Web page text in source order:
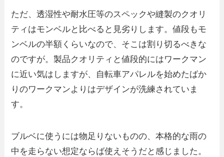
ただ、透湿性や耐水圧等のスペックや縫製のクオリ
ティはモンベルと比べると見劣りします。値段もモ
ンベルの半額くらいなので、そこは割り切るべきな
のですが。製品クオリティと値段的にはワークマン
に近い気はしますが、自転車アパレルを始めたばか
りのワークマンよりはデザインが洗練されていま
す。
ブルベに使うには物足りないものの、本格的な雨の
中を走らない想定ならば使えそうだと感じました。